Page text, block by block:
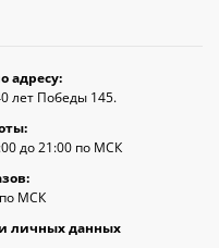
адресу:
лет Победы 145.
до 21:00 по МСК
МСК
личных данных